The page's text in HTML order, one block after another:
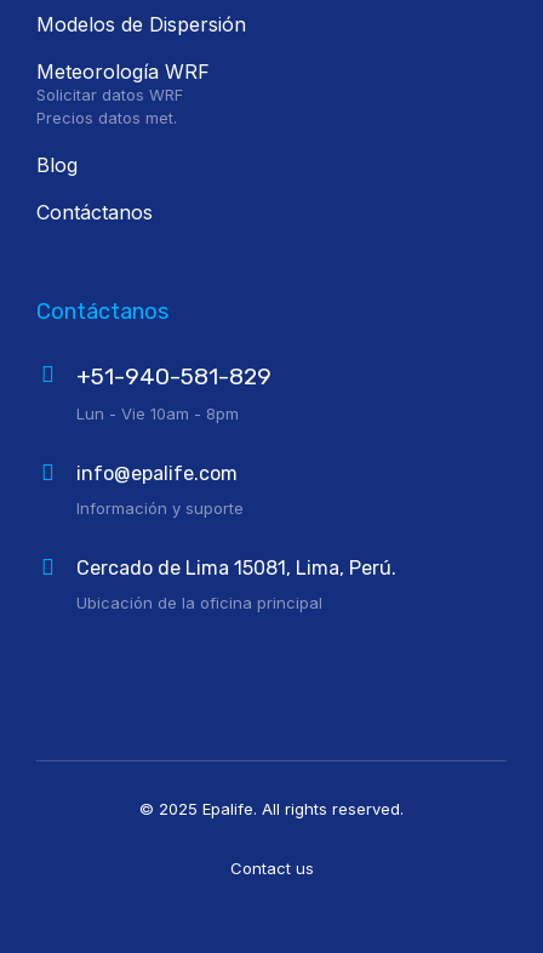
Modelos de Dispersión
Meteorología WRF
Solicitar datos WRF
Precios datos met.
Blog
Contáctanos
Contáctanos
+51-940-581-829
Lun - Vie 10am - 8pm
info@epalife.com
Información y suporte
Cercado de Lima 15081, Lima, Perú.
Ubicación de la oficina principal
© 2025 Epalife. All rights reserved.
Contact us